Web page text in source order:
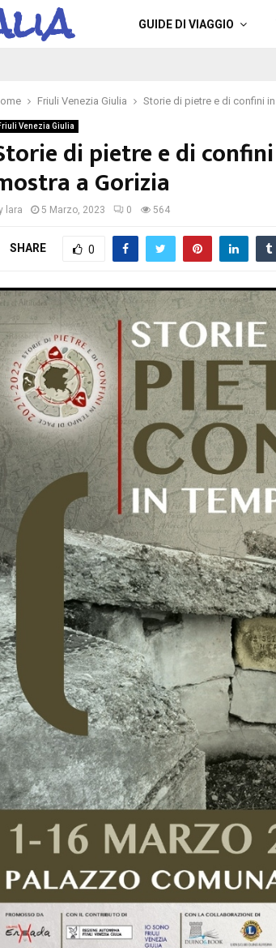
GUIDE DI VIAGGIO
Friuli Venezia Giulia Storie di pietre e di confini
Venezia Giulia
di pietre e di
a Gorizia
lara 5 Marzo, 2023 0 564
SHARE 0